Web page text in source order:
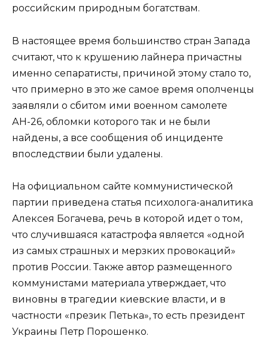
российским природным богатствам.
В настоящее время большинство стран Запада
считают, что к крушению лайнера причастны
именно сепаратисты, причиной этому стало то,
что примерно в это же самое время ополченцы
заявляли о сбитом ими военном самолете
АН-26, обломки которого так и не были
найдены, а все сообщения об инциденте
впоследствии были удалены.
На официальном сайте коммунистической
партии приведена статья психолога-аналитика
Алексея Богачева, речь в которой идет о том,
что случившаяся катастрофа является «одной
из самых страшных и мерзких провокаций»
против России. Также автор размещенного
коммунистами материала утверждает, что
виновны в трагедии киевские власти, и в
частности «презик Петька», то есть президент
Украины Петр Порошенко.